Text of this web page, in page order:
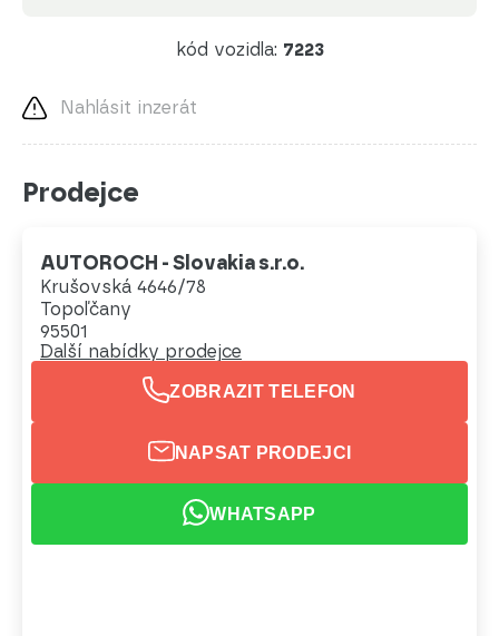
kód vozidla: 7223
Nahlásit inzerát
Prodejce
AUTOROCH - Slovakia s.r.o.
Krušovská 4646/78
Topoľčany
95501
Další nabídky prodejce
ZOBRAZIT TELEFON
NAPSAT PRODEJCI
WHATSAPP